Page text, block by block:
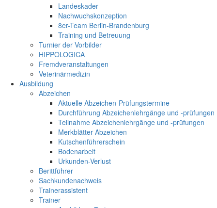
Landeskader
Nachwuchskonzeption
8er-Team Berlin-Brandenburg
Training und Betreuung
Turnier der Vorbilder
HIPPOLOGICA
Fremdveranstaltungen
Veterinärmedizin
Ausbildung
Abzeichen
Aktuelle Abzeichen-Prüfungstermine
Durchführung Abzeichenlehrgänge und -prüfungen
Teilnahme Abzeichenlehrgänge und -prüfungen
Merkblätter Abzeichen
Kutschenführerschein
Bodenarbeit
Urkunden-Verlust
Berittführer
Sachkundenachweis
Trainerassistent
Trainer